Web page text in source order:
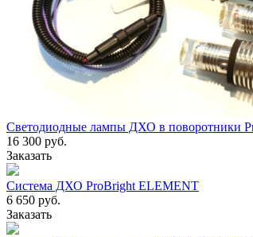
Светодиодные лампы ДХО в поворотники
16 300 руб.
Заказать
Система ДХО ProBright ELEMENT
6 650 руб.
Заказать